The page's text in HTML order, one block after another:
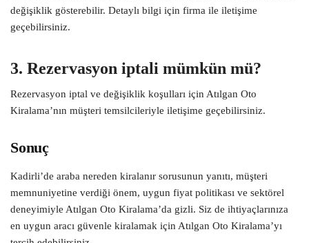
değişiklik gösterebilir. Detaylı bilgi için firma ile iletişime
geçebilirsiniz.
3. Rezervasyon iptali mümkün mü?
Rezervasyon iptal ve değişiklik koşulları için Atılgan Oto
Kiralama’nın müşteri temsilcileriyle iletişime geçebilirsiniz.
Sonuç
Kadirli’de araba nereden kiralanır sorusunun yanıtı, müşteri
memnuniyetine verdiği önem, uygun fiyat politikası ve sektörel
deneyimiyle Atılgan Oto Kiralama’da gizli. Siz de ihtiyaçlarınıza
en uygun aracı güvenle kiralamak için Atılgan Oto Kiralama’yı